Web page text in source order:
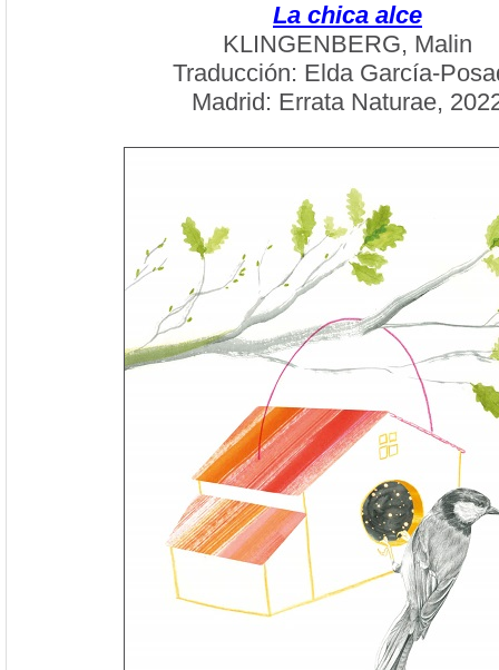
La chica alce
KLINGENBERG, Malin
Traducción: Elda García-
Madrid: Errata Naturae,